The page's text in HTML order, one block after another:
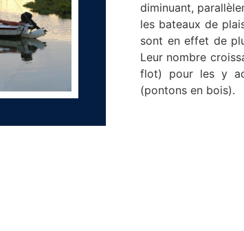
diminuant,
les bateaux de
sont en effet de
Leur nombre
flot) pour les y
(pontons en bois).